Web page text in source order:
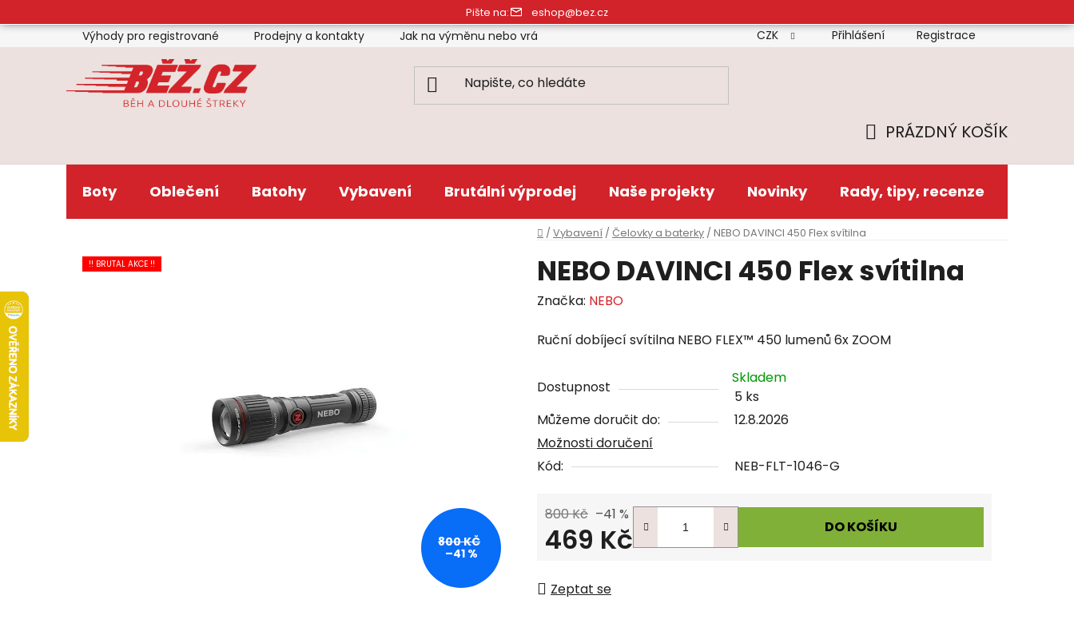
na
obsah
Pište na: eshop@bez.cz
Výhody pro registrované Prodejny a kontakty Jak na výměnu nebo vrácení zboží Doprava Platba Reklamační řád
CZK Přihlášení Registrace
KOŠÍK
PRÁZDNÝ KOŠÍK
Boty Oblečení Batohy Vybavení Brutální výprodej Naše projekty Novinky Rady, tipy, recenze
Domů
/ Vybavení / Čelovky a baterky / NEBO DAVINCI 450 Flex svítilna
NEBO DAVINCI 450 Flex svítilna
Značka: NEBO
Ruční dobíjecí svítilna NEBO FLEX™ 450 lumenů 6x ZOOM
Dostupnost
Skladem
5 ks
Můžeme doručit do:
12.8.2026
Možnosti doručení
Kód:
NEB-FLT-1046-G
800 Kč –41 %
469 Kč DO KOŠÍKU
Zeptat se
!! BRUTAL AKCE !!
800 KČ
–41 %